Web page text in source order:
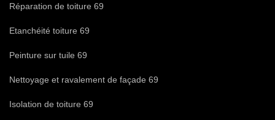
Réparation de toiture 69
Etanchéité toiture 69
Peinture sur tuile 69
Nettoyage et ravalement de façade 69
Isolation de toiture 69